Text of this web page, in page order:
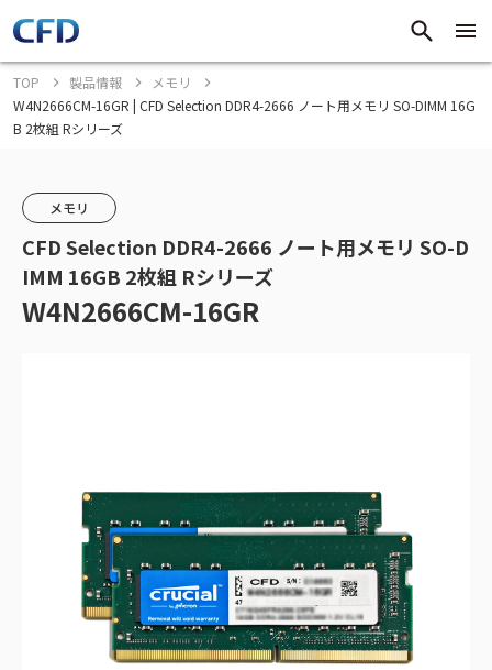
TOP 製品情報
メモリ
W4N2666CM-16GR | CFD Selection DDR4-2666 ノート用メモリ SO-DIMM 16G
B 2枚組 Rシリーズ
メモリ
CFD Selection DDR4-2666 ノート用メモリ SO-D
IMM 16GB 2枚組 Rシリーズ
W4N2666CM-16GR